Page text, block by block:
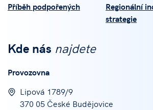
Příběh podpořených
Regionální
strategie
Kde nás najdete
Provozovna
Lipová 1789/9
370 05 České Budějovice